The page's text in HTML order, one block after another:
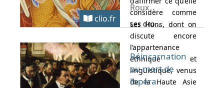
considère comme
ses dro...
clio.fr
Roux
Les Huns, dont on
discute encore
l’appartenance
ethnique et
linguistique, venus
de la Haute Asie
Réincarnation
ou mort de
l’opéra